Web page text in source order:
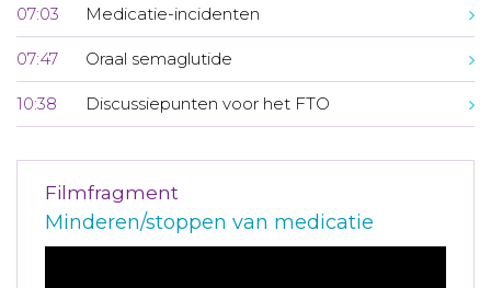
07:03 Medicatie-incidenten
07:47 Oraal semaglutide
10:38 Discussiepunten voor het FTO
Filmfragment
Minderen/stoppen van medicatie